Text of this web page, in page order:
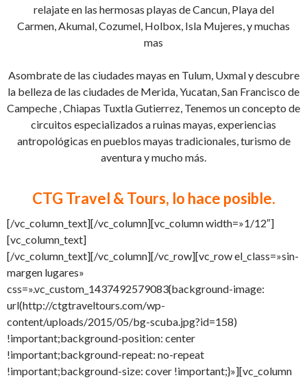
relajate en las hermosas playas de Cancun, Playa del
Carmen, Akumal, Cozumel, Holbox, Isla Mujeres, y muchas
mas
Asombrate de las ciudades mayas en Tulum, Uxmal y descubre
la belleza de las ciudades de Merida, Yucatan, San Francisco de
Campeche , Chiapas Tuxtla Gutierrez, Tenemos un concepto de
circuitos especializados a ruinas mayas, experiencias
antropológicas en pueblos mayas tradicionales, turismo de
aventura y mucho más.
CTG Travel & Tours, lo hace posible.
[/vc_column_text][/vc_column][vc_column width=»1/12″]
[vc_column_text]
[/vc_column_text][/vc_column][/vc_row][vc_row el_class=»sin-
margen lugares»
css=».vc_custom_1437492579083{background-image:
url(http://ctgtraveltours.com/wp-
content/uploads/2015/05/bg-scuba.jpg?id=158)
!important;background-position: center
!important;background-repeat: no-repeat
!important;background-size: cover !important;}»][vc_column